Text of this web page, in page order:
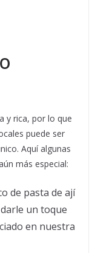
y rica, por lo que
puede ser
Aquí algunas
más especial:
de pasta de ají
un toque
en nuestra